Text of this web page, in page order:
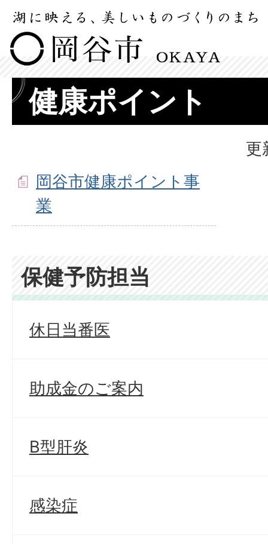
健康ポイント
更
岡谷市健康ポイント事
業
保健予防担当
休日当番医
助成金のご案内
B型肝炎
感染症